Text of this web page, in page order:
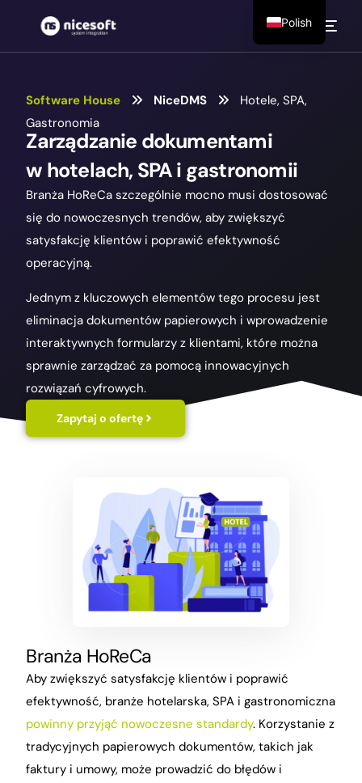
Software House NiceDMS
Hotele, SPA,
Gastronomia
Zarządzanie dokumentami
w hotelach, SPA i gastronomii
Branża HoReCa szczególnie mocno musi dostosować
się do nowoczesnych trendów, aby zwiększyć
satysfakcję klientów i poprawić efektywność
operacyjną.
Jednym z kluczowych elementów tego procesu jest
eliminacja dokumentów papierowych i wprowadzenie
interaktywnych formularzy z klientami, które można
sprawnie zarządzać za pomocą innowacyjnych
rozwiązań cyfrowych.
Zapytaj o ofertę
Branża HoReCa
Aby zwiększyć satysfakcję klientów i poprawić
efektywność, branże hotelarska, SPA i gastronomiczna
powinny przyjąć nowoczesne standardy. Korzystanie z
tradycyjnych papierowych dokumentów, takich jak
faktury i umowy, może prowadzić do błędów i
Polish